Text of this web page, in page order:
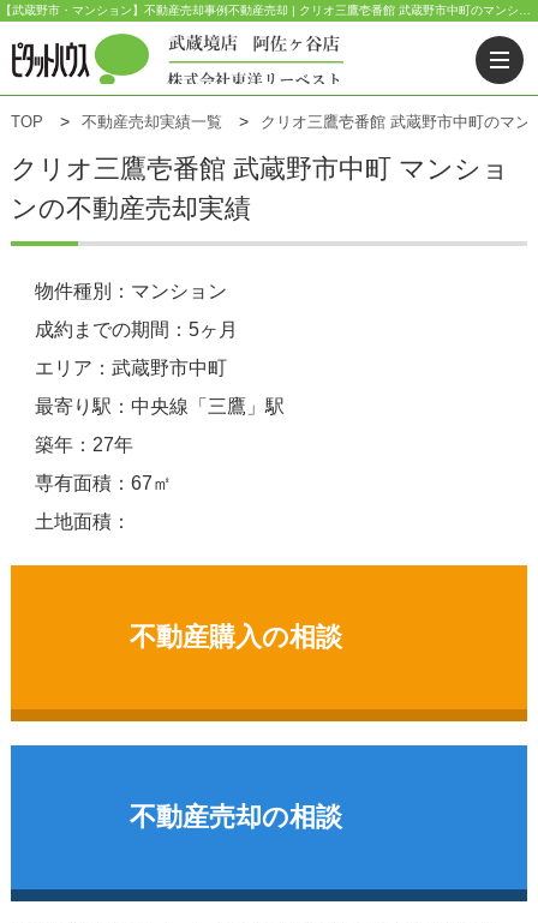
TOP 不動産売却実績一覧 クリオ三鷹壱番館 武蔵野市中町のマン
クリオ三鷹壱番館 武蔵野市中町 マンショ
ンの不動産売却実績
物件種別：マンション
成約までの期間：5ヶ月
エリア：武蔵野市中町
最寄り駅：中央線「三鷹」駅
築年：27年
専有面積：67㎡
土地面積：
不動産購入の相談
不動産売却の相談